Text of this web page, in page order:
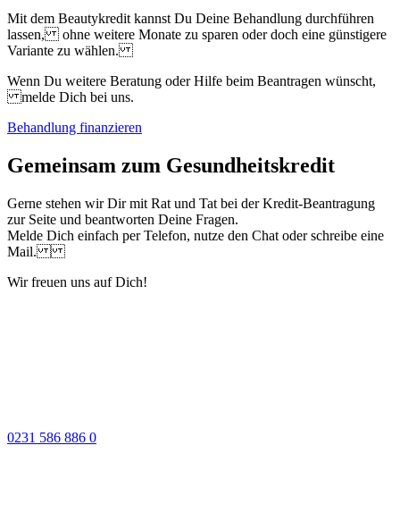
Mit dem Beautykredit kannst Du Deine Behandlung durchführen
lassen, ohne weitere Monate zu sparen oder doch eine günstigere
Variante zu wählen.
Wenn Du weitere Beratung oder Hilfe beim Beantragen wünscht,
melde Dich bei uns.
Behandlung finanzieren
Gemeinsam zum Gesundheits­kredit
Gerne stehen wir Dir mit Rat und Tat bei der Kredit-Beantragung
zur Seite und beantworten Deine Fragen.
Melde Dich einfach per Telefon, nutze den Chat oder schreibe eine
Mail.
Wir freuen uns auf Dich!
0231 586 886 0